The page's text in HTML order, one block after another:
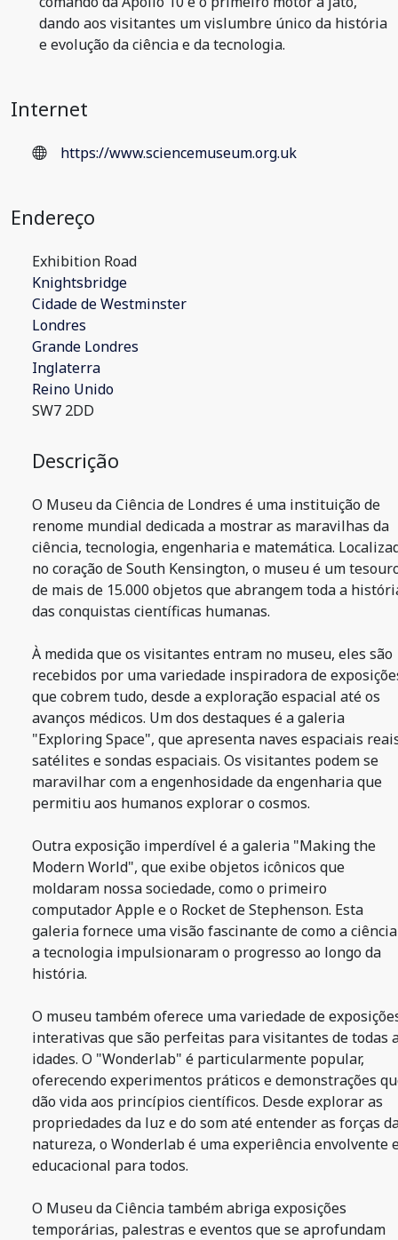
dando aos visitantes um vislumbre único da história
e evolução da ciência e da tecnologia.
Internet
https://www.sciencemuseum.org.uk
Endereço
Exhibition Road
Knightsbridge
Cidade de Westminster
Londres
Grande Londres
Inglaterra
Reino Unido
SW7 2DD
Descrição
O Museu da Ciência de Londres é uma instituição de
renome mundial dedicada a mostrar as maravilhas da
ciência, tecnologia, engenharia e matemática.
no coração de South Kensington, o museu é um
de mais de 15.000 objetos que abrangem toda a
das conquistas científicas humanas.
À medida que os visitantes entram no museu, eles são
recebidos por uma variedade inspiradora de
que cobrem tudo, desde a exploração espacial até os
avanços médicos. Um dos destaques é a galeria
"Exploring Space", que apresenta naves espaciais
satélites e sondas espaciais. Os visitantes podem se
maravilhar com a engenhosidade da engenharia que
permitiu aos humanos explorar o cosmos.
Outra exposição imperdível é a galeria "Making the
Modern World", que exibe objetos icônicos que
moldaram nossa sociedade, como o primeiro
computador Apple e o Rocket de Stephenson. Esta
galeria fornece uma visão fascinante de como a
a tecnologia impulsionaram o progresso ao longo da
história.
O museu também oferece uma variedade de
interativas que são perfeitas para visitantes de todas
idades. O "Wonderlab" é particularmente popular,
oferecendo experimentos práticos e demonstrações
dão vida aos princípios científicos. Desde explorar as
propriedades da luz e do som até entender as forças
natureza, o Wonderlab é uma experiência envolvente
educacional para todos.
O Museu da Ciência também abriga exposições
temporárias, palestras e eventos que se aprofundam